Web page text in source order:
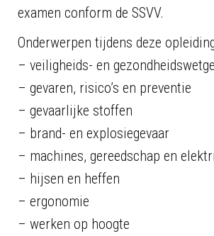
examen conform de SSVV.
Onderwerpen tijdens deze
– veiligheids- en
– gevaren, risico’s en preventie
– gevaarlijke stoffen
– brand- en explosiegevaar
– machines, gereedschap en
– hijsen en heffen
– ergonomie
– werken op hoogte